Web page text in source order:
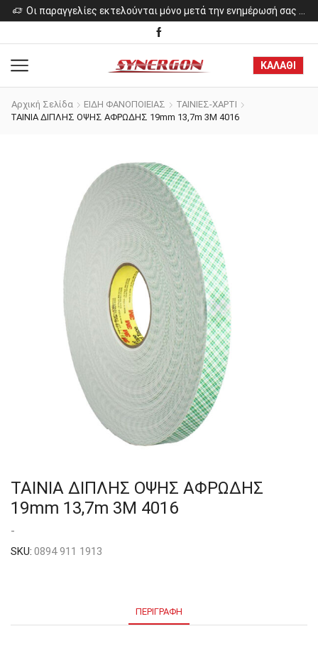
ΚΑΛΑΘΙ
Αρχική Σελίδα ΕΙΔΗ ΦΑΝΟΠΟΙΕΙΑΣ
ΤΑΙΝΙΕΣ-ΧΑΡΤΙ
ΤΑΙΝΙΑ ΔΙΠΛΗΣ ΟΨΗΣ ΑΦΡΩΔΗΣ 19mm 13,7m 3M 4016
ΤΑΙΝΙΑ ΔΙΠΛΗΣ ΟΨΗΣ ΑΦΡΩΔΗΣ
19mm 13,7m 3M 4016
-
SKU: 0894 911 1913
ΠΕΡΙΓΡΑΦΉ